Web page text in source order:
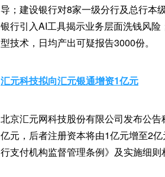
导；建设银行对8家一级分行及总行本
银行引入AI工具揭示业务层面洗钱风
型技术，日均产出可疑报告3000份。
汇元科技拟向汇元银通增资1亿元
北京汇元网科技股份有限公司发布公
亿元，后者注册资本将由1亿元增至2
行支付机构监督管理条例》及实施细则